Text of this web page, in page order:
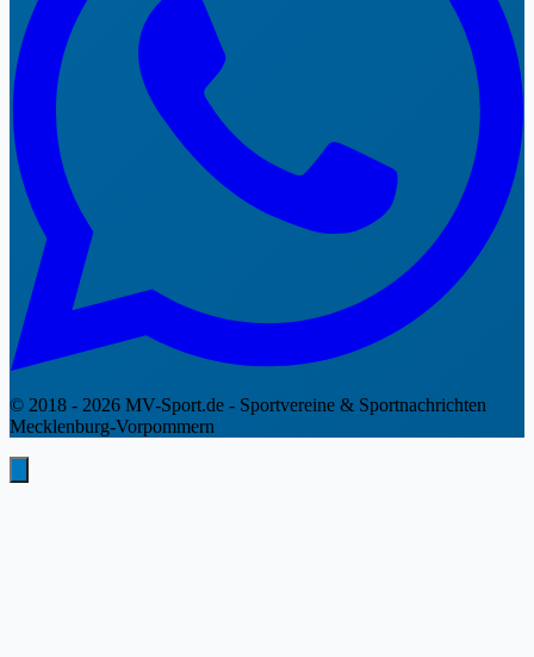
© 2018 - 2026 MV-Sport.de - Sportvereine & Sportnachrichten
Mecklenburg-Vorpommern